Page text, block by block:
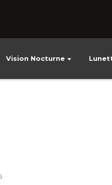
Vision Nocturne